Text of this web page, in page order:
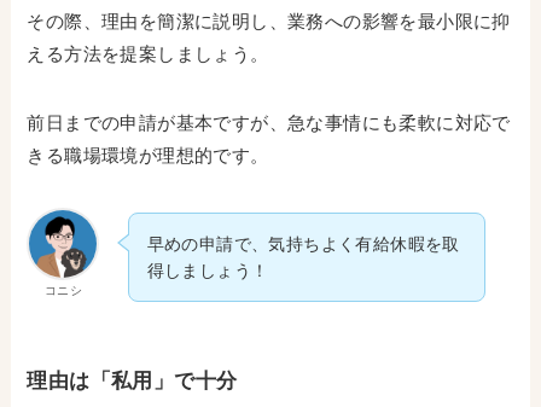
その際、理由を簡潔に説明し、業務への影響を最小限に抑
える方法を提案しましょう。
前日までの申請が基本ですが、急な事情にも柔軟に対応で
きる職場環境が理想的です。
コニシ
早めの申請で、気持ちよく有給休暇を取
得しましょう！
理由は「私用」で十分